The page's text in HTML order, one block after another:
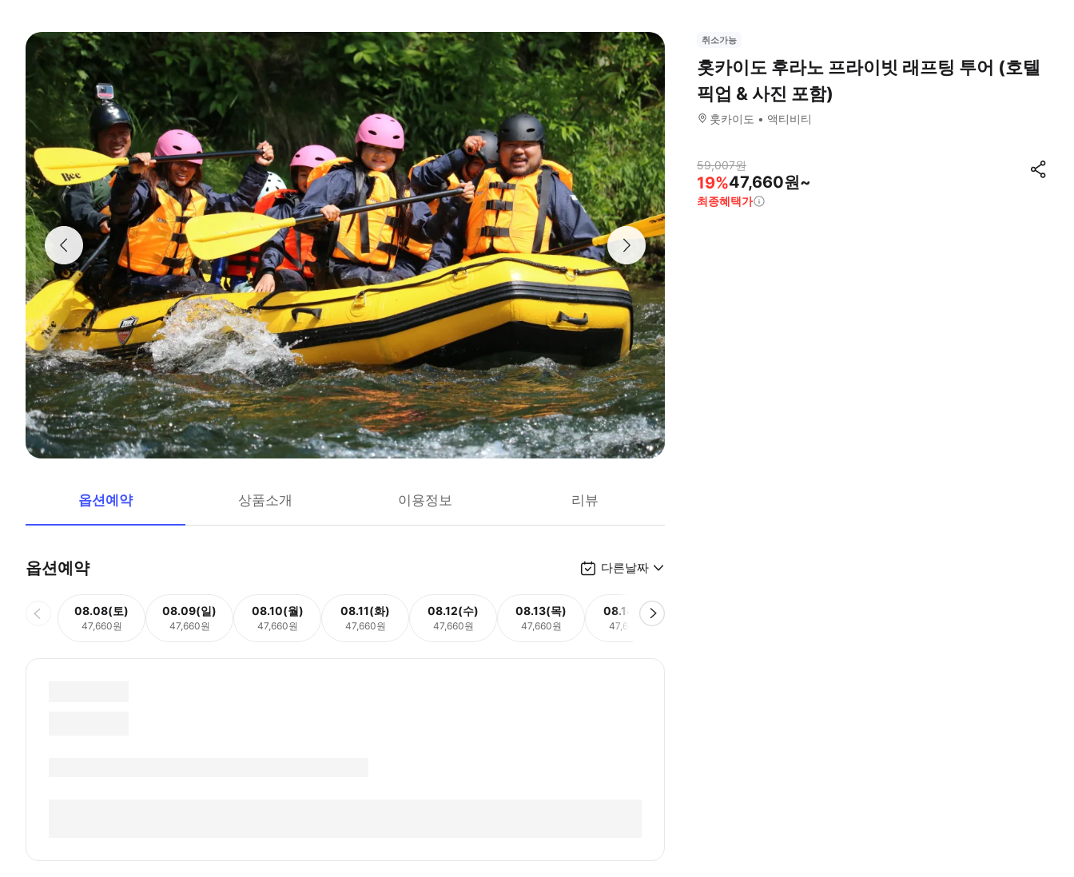
옵션예약 상품소개 이용정보 리뷰
옵션예약 다른날짜
08.08(토)
47,660원
08.09(일)
47,660원
08.10(월)
47,660원
08.11(화)
47,660원
08.12(수)
47,660원
08.13(목)
47,660원
08.14(금)
47,660원
취소가능
홋카이도 후라노 프라이빗 래프팅 투어 (호텔
픽업 & 사진 포함)
훗카이도 액티비티
59,007원
19%47,660원~
최종혜택가